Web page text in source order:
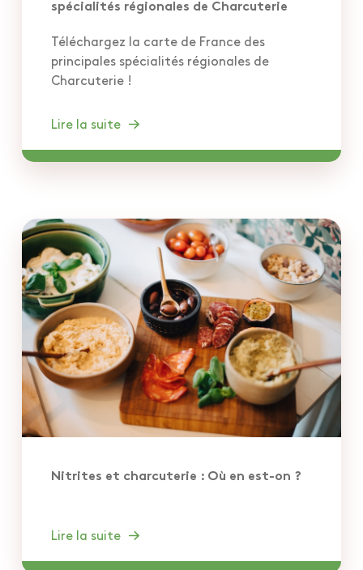
spécialités régionales de Charcuterie
Téléchargez la carte de France des
principales spécialités régionales de
Charcuterie !
Lire la suite
Nitrites et charcuterie : Où en est-on ?
Lire la suite